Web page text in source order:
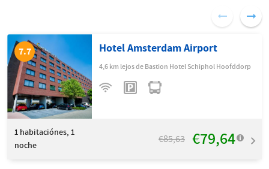
7.7 Hotel Amsterdam Airport
4,6 km lejos de Bastion Hotel Schiphol Hoofddorp
1 habitaciónes, 1
noche
€85,63 €79,64